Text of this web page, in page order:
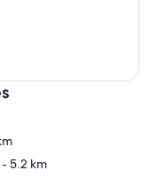
- 5.2 km